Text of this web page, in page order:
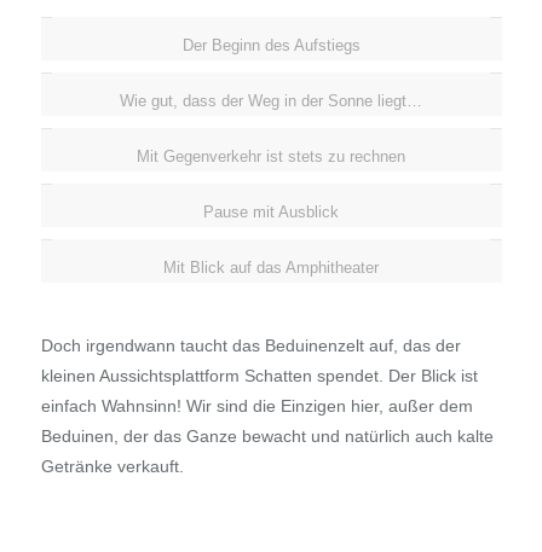
Der Beginn des Aufstiegs
Wie gut, dass der Weg in der Sonne liegt…
Mit Gegenverkehr ist stets zu rechnen
Pause mit Ausblick
Mit Blick auf das Amphitheater
Doch irgendwann taucht das Beduinenzelt auf, das der
kleinen Aussichtsplattform Schatten spendet. Der Blick ist
einfach Wahnsinn! Wir sind die Einzigen hier, außer dem
Beduinen, der das Ganze bewacht und natürlich auch kalte
Getränke verkauft.